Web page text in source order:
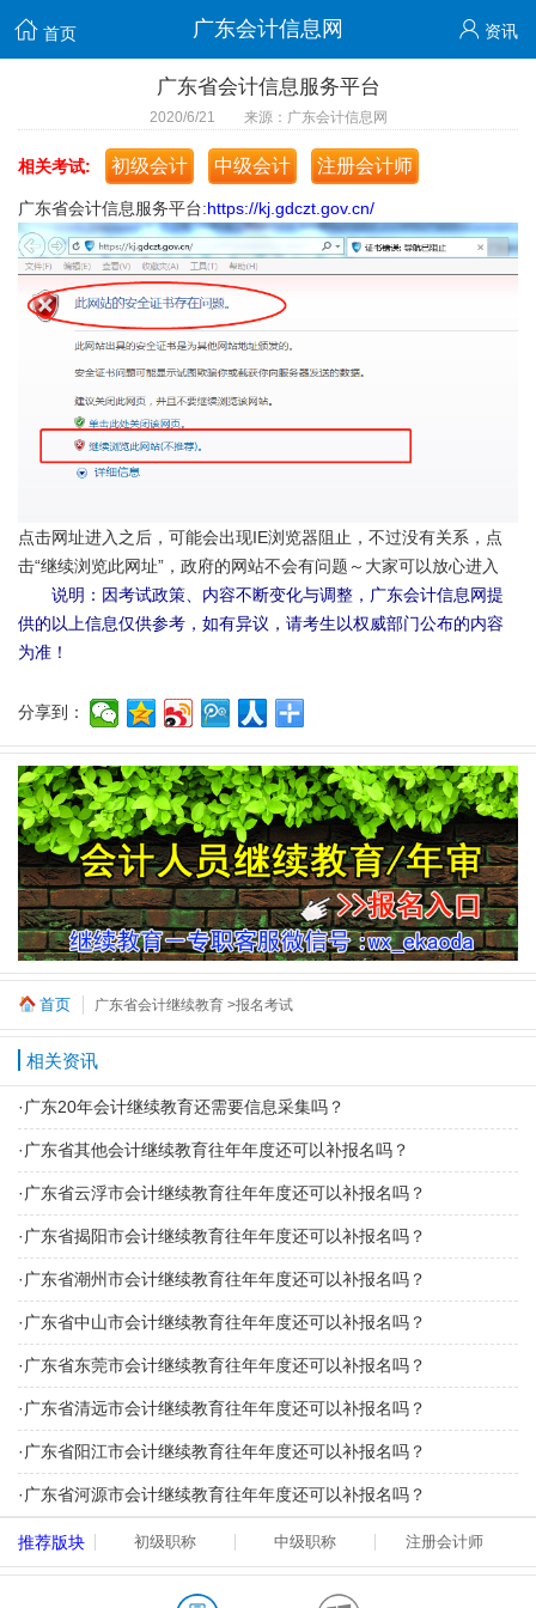
首页 广东会计信息网 资讯
广东省会计信息服务平台
2020/6/21 来源：广东会计信息网
相关考试: 初级会计 中级会计 注册会计师
广东省会计信息服务平台:https://kj.gdczt.gov.cn/
点击网址进入之后，可能会出现IE浏览器阻止，不过没有关系，点
击“继续浏览此网址”，政府的网站不会有问题～大家可以放心进入
说明：因考试政策、内容不断变化与调整，广东会计信息网提
供的以上信息仅供参考，如有异议，请考生以权威部门公布的内容
为准！
分享到：
首页 广东省会计继续教育 >报名考试
相关资讯
·广东20年会计继续教育还需要信息采集吗？
·广东省其他会计继续教育往年年度还可以补报名吗？
·广东省云浮市会计继续教育往年年度还可以补报名吗？
·广东省揭阳市会计继续教育往年年度还可以补报名吗？
·广东省潮州市会计继续教育往年年度还可以补报名吗？
·广东省中山市会计继续教育往年年度还可以补报名吗？
·广东省东莞市会计继续教育往年年度还可以补报名吗？
·广东省清远市会计继续教育往年年度还可以补报名吗？
·广东省阳江市会计继续教育往年年度还可以补报名吗？
·广东省河源市会计继续教育往年年度还可以补报名吗？
推荐版块 初级职称 中级职称 注册会计师